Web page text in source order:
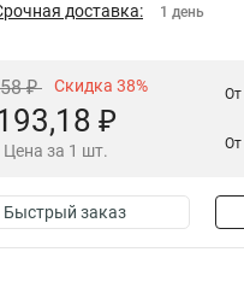
доставка: 1 день
₽ Скидка 38%
₽
Цена за 1 шт.
Быстрый заказ